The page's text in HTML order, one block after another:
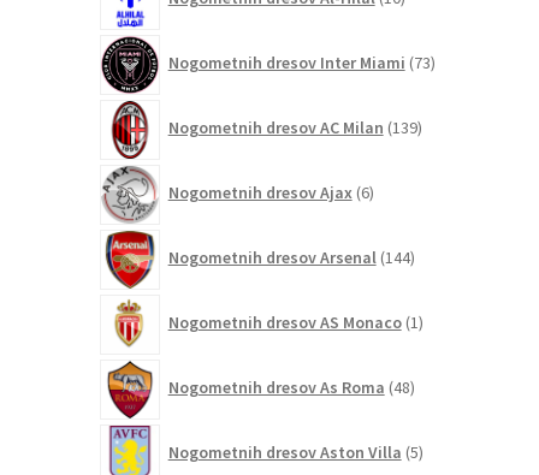
izdelkov
Nogometnih dresov Inter Miami 73izdelkov
Nogometnih dresov AC Milan 139izdelkov
Nogometnih dresov Ajax 6izdelkov
Nogometnih dresov Arsenal 144izdelkov
Nogometnih dresov AS Monaco 1izdelek
Nogometnih dresov As Roma 48izdelkov
Nogometnih dresov Aston Villa 5izdelkov